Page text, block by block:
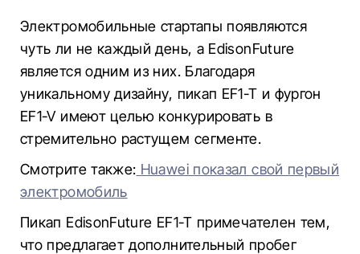
Электромобильные стартапы появляются
чуть ли не каждый день, а EdisonFuture
является одним из них. Благодаря
уникальному дизайну, пикап EF1-T и фургон
EF1-V имеют целью конкурировать в
стремительно растущем сегменте.
Смотрите также: Huawei показал свой первый
электромобиль
Пикап EdisonFuture EF1-T примечателен тем,
что предлагает дополнительный пробег